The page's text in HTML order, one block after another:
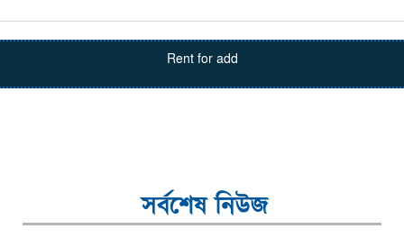
Rent for add
সর্বশেষ নিউজ